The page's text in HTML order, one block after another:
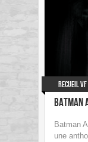
Recueil VF
Batman
Batman
une